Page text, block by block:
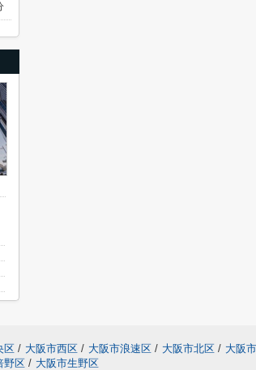
区 / 大阪市西区 / 大阪市浪速区 / 大阪市北区 / 大阪
野区 / 大阪市生野区